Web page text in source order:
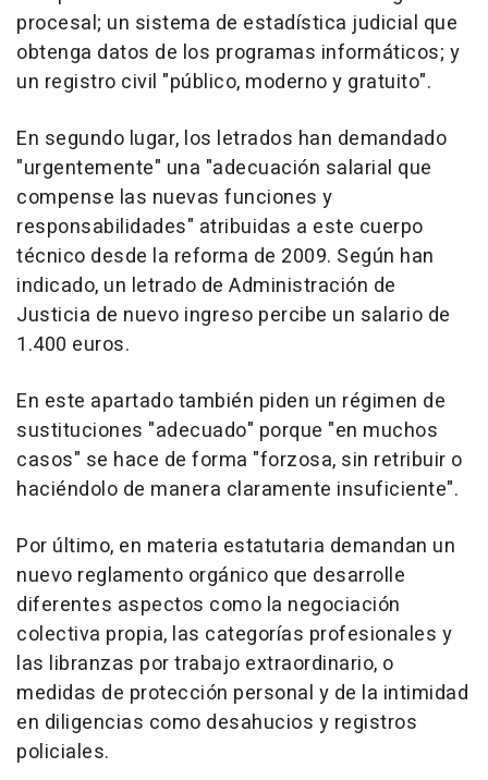
procesal; un sistema de estadística judicial que
obtenga datos de los programas informáticos; y
un registro civil "público, moderno y gratuito".
En segundo lugar, los letrados han demandado
"urgentemente" una "adecuación salarial que
compense las nuevas funciones y
responsabilidades" atribuidas a este cuerpo
técnico desde la reforma de 2009. Según han
indicado, un letrado de Administración de
Justicia de nuevo ingreso percibe un salario de
1.400 euros.
En este apartado también piden un régimen de
sustituciones "adecuado" porque "en muchos
casos" se hace de forma "forzosa, sin retribuir o
haciéndolo de manera claramente insuficiente".
Por último, en materia estatutaria demandan un
nuevo reglamento orgánico que desarrolle
diferentes aspectos como la negociación
colectiva propia, las categorías profesionales y
las libranzas por trabajo extraordinario, o
medidas de protección personal y de la intimidad
en diligencias como desahucios y registros
policiales.